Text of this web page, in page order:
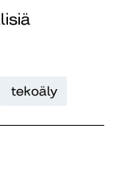
tekoäly